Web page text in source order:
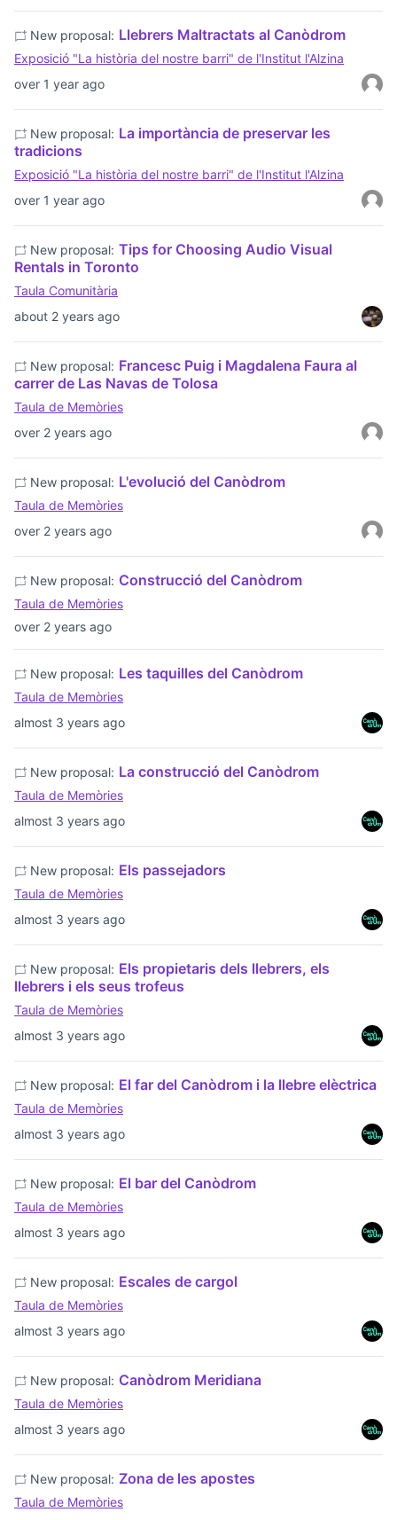
over 1 year ago
New proposal: Llebrers Maltractats al Canòdrom
Exposició "La història del nostre barri" de l'Institut l'Alzina
over 1 year ago
New proposal: La importància de preservar les
tradicions
Exposició "La història del nostre barri" de l'Institut l'Alzina
about 2 years ago
New proposal: Tips for Choosing Audio Visual
Rentals in Toronto
Taula Comunitària
over 2 years ago
New proposal: Francesc Puig i Magdalena Faura al
carrer de Las Navas de Tolosa
Taula de Memòries
over 2 years ago
New proposal: L'evolució del Canòdrom
Taula de Memòries
over 2 years ago
New proposal: Construcció del Canòdrom
Taula de Memòries
almost 3 years ago
New proposal: Les taquilles del Canòdrom
Taula de Memòries
almost 3 years ago
New proposal: La construcció del Canòdrom
Taula de Memòries
almost 3 years ago
New proposal: Els passejadors
Taula de Memòries
almost 3 years ago
New proposal: Els propietaris dels llebrers, els
llebrers i els seus trofeus
Taula de Memòries
almost 3 years ago
New proposal: El far del Canòdrom i la llebre elèctrica
Taula de Memòries
almost 3 years ago
New proposal: El bar del Canòdrom
Taula de Memòries
almost 3 years ago
New proposal: Escales de cargol
Taula de Memòries
almost 3 years ago
New proposal: Canòdrom Meridiana
Taula de Memòries
New proposal: Zona de les apostes
Taula de Memòries